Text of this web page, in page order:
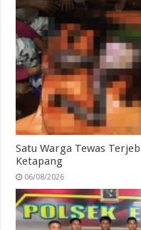
Satu Warga Tewas
Ketapang
06/08/2026